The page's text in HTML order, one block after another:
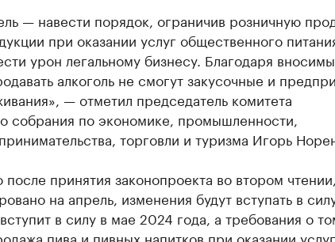
— навести порядок, ограничив розничную
при оказании услуг общественного
урон легальному бизнесу. Благодаря
алкоголь не смогут закусочные и
— отметил председатель комитета
собрания по экономике, промышленности,
торговли и туризма Игорь
после принятия законопроекта во втором чтении,
на апрель, изменения будут вступать в
в силу в мае 2024 года, а требования о
пива и пивных напитков при оказании услуг